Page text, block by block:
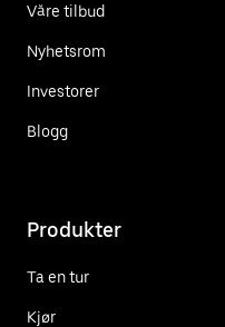
Våre tilbud
Nyhetsrom
Investorer
Blogg
Produkter
Ta en tur
Kjør